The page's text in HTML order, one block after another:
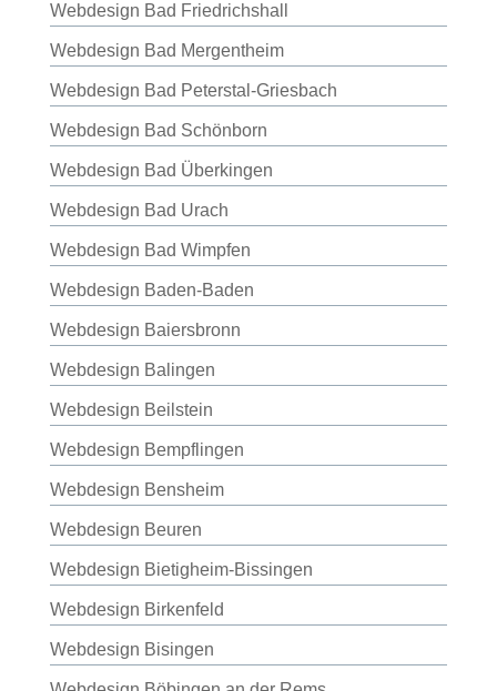
Webdesign Bad Friedrichshall
Webdesign Bad Mergentheim
Webdesign Bad Peterstal-Griesbach
Webdesign Bad Schönborn
Webdesign Bad Überkingen
Webdesign Bad Urach
Webdesign Bad Wimpfen
Webdesign Baden-Baden
Webdesign Baiersbronn
Webdesign Balingen
Webdesign Beilstein
Webdesign Bempflingen
Webdesign Bensheim
Webdesign Beuren
Webdesign Bietigheim-Bissingen
Webdesign Birkenfeld
Webdesign Bisingen